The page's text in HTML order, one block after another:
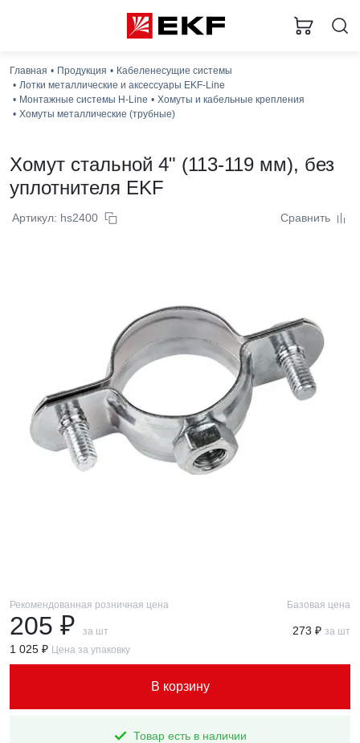
Главная Продукция
Кабеленесущие системы
Лотки металлические и аксессуары EKF-Line
Монтажные системы H-Line
Хомуты и кабельные крепления
Хомуты металлические (трубные)
Хомут стальной 4" (113-119 мм), без
уплотнителя EKF
Артикул: hs2400 Сравнить
Рекомендованная розничная цена
205 ₽ за шт
Базовая цена
273 ₽ за шт
1 025 ₽ Цена за упаковку
В корзину
Товар есть в наличии